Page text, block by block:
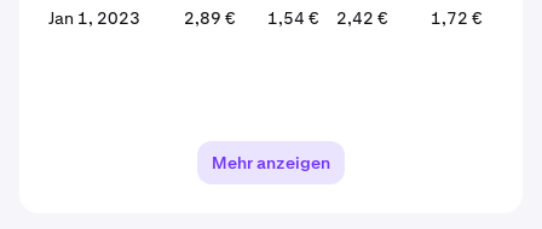
Jan 1, 2023 2,89 € 1,54 € 2,42 € 1,72 €
Mehr anzeigen